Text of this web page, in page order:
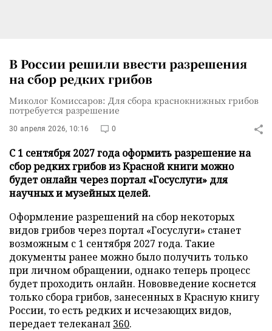
В России решили ввести разрешения
на сбор редких грибов
Миколог Комиссаров: Для сбора краснокнижных грибов
потребуется разрешение
30 апреля 2026, 10:16 0
С 1 сентября 2027 года оформить разрешение на
сбор редких грибов из Красной книги можно
будет онлайн через портал «Госуслуги» для
научных и музейных целей.
Оформление разрешений на сбор некоторых
видов грибов через портал «Госуслуги» станет
возможным с 1 сентября 2027 года. Такие
документы ранее можно было получить только
при личном обращении, однако теперь процесс
будет проходить онлайн. Нововведение коснется
только сбора грибов, занесенных в Красную книгу
России, то есть редких и исчезающих видов,
передает телеканал 360.